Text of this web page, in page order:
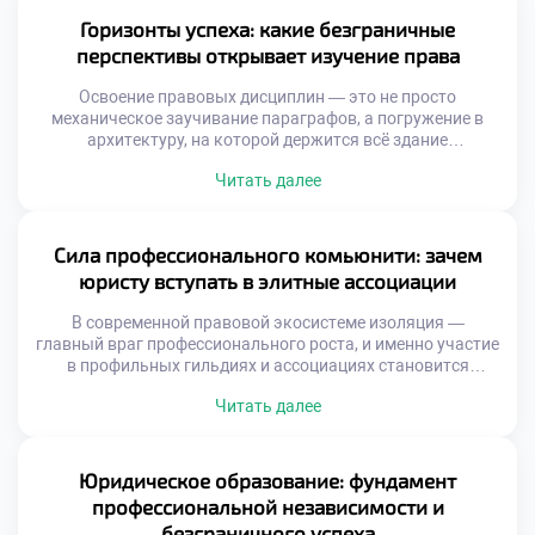
продуманное обучение в московском техникуме
становится тем самым стратегическим активом, который
выбирают амбициозные […]
Горизонты успеха: какие безграничные
перспективы открывает изучение права
Освоение правовых дисциплин — это не просто
механическое заучивание параграфов, а погружение в
архитектуру, на которой держится всё здание
правовые нормы регулируют каждый шаг бизнеса и
поэтому качественное обучение в московском техникуме
становится тем самым стратегическим […]
Читать далее
Сила профессионального комьюнити: зачем
юристу вступать в элитные ассоциации
В современной правовой экосистеме изоляция —
главный враг профессионального роста, и именно участие
в профильных гильдиях и ассоциациях становится
сообщества. Интеграция в такие структуры открывает
которых невозможно представить карьеру топового
специалиста. Именно поэтому продуманное обучение в
московском […]
Читать далее
Юридическое образование: фундамент
профессиональной независимости и